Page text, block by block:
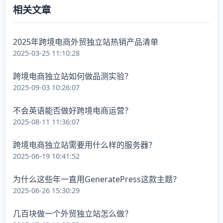
相关文章
2025年跨境电商外贸独立站热销产品清单
2025-03-25 11:10:28
跨境电商独立站如何做品测实验？
2025-09-03 10:26:07
不会英语能否做好跨境电商运营？
2025-08-11 11:36:07
跨境电商独立站需要用什么样的服务器？
2025-06-19 10:41:52
为什么这些年一直用GeneratePress这款主题？
2025-06-26 15:30:29
几百块做一个外贸独立站怎么做？